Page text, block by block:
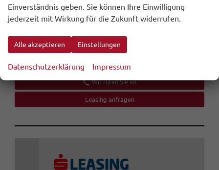
61.901,– €
inkl. 20% MwSt., zzgl. den Kosten für Überführung und Zulassungspapieren
Wir rufen Sie an
Leasing anfragen
Einverständnis geben. Sie können Ihre Einwilligung
jederzeit mit Wirkung für die Zukunft widerrufen.
Alle akzeptieren Einstellungen
Datenschutzerklärung Impressum